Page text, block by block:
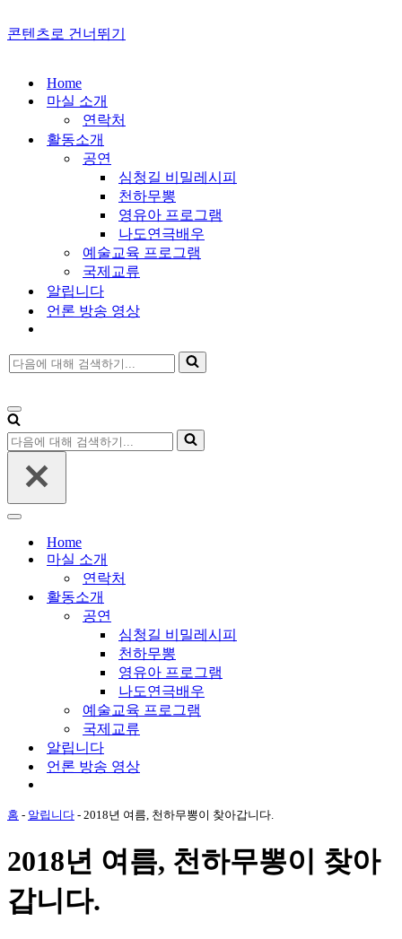
콘텐츠로 건너뛰기
Home
마실 소개
연락처
활동소개
공연
심청길 비밀레시피
천하무뽕
영유아 프로그램
나도연극배우
예술교육 프로그램
국제교류
알립니다
언론 방송 영상
다
음
대
해
검
내
비
게
뉴
다
음
해
내
Home
마실 소개
연락처
활동소개
공연
심청길 비밀레시피
천하무뽕
영유아 프로그램
나도연극배우
예술교육 프로그램
국제교류
알립니다
언론 방송 영상
홈 - 알립니다 - 2018년 여름, 천하무뽕이 찾아갑니다.
2018년 여름, 천하무뽕이 찾아
갑니다.